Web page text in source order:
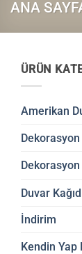
ANA
ÜRÜN
Amerikan
Duvar
İndirim
Kendin Yap